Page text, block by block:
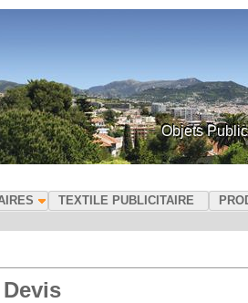
Objets
TEXTILE PUBLICITAIRE